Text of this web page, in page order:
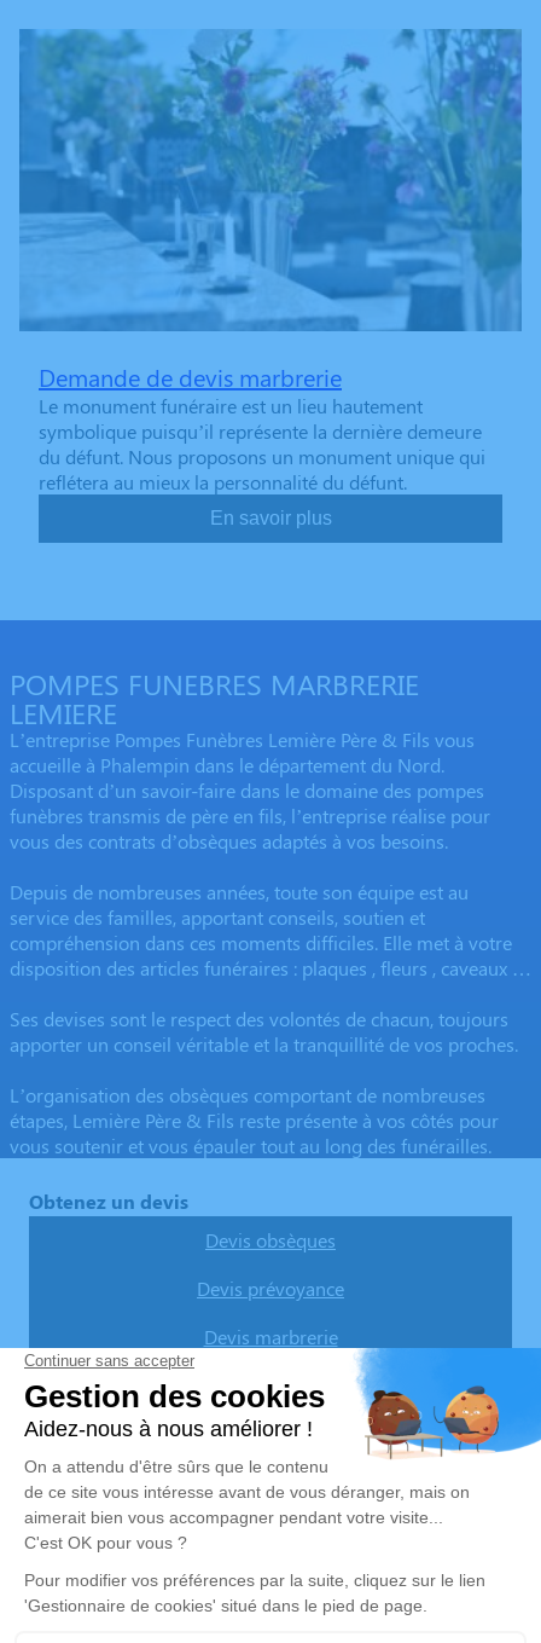
Demande de devis marbrerie
Le monument funéraire est un lieu hautement
symbolique puisqu’il représente la dernière demeure
du défunt. Nous proposons un monument unique qui
reflétera au mieux la personnalité du défunt.
En savoir plus
POMPES FUNEBRES MARBRERIE
LEMIERE
L’entreprise Pompes Funèbres Lemière Père & Fils vous
accueille à Phalempin dans le département du Nord.
Disposant d’un savoir-faire dans le domaine des pompes
funèbres transmis de père en fils, l’entreprise réalise pour
vous des contrats d’obsèques adaptés à vos besoins.
Depuis de nombreuses années, toute son équipe est au
service des familles, apportant conseils, soutien et
compréhension dans ces moments difficiles. Elle met à votre
disposition des articles funéraires : plaques , fleurs , caveaux …
Ses devises sont le respect des volontés de chacun, toujours
apporter un conseil véritable et la tranquillité de vos proches.
L’organisation des obsèques comportant de nombreuses
étapes, Lemière Père & Fils reste présente à vos côtés pour
vous soutenir et vous épauler tout au long des funérailles.
Obtenez un devis
Devis obsèques
Devis prévoyance
Devis marbrerie
Nos agences
Pompes Funèbres Lemière
03 74 11 11 82
pflemiere@orange.fr
26, rue du Maréchal Foch - 59133 - Phalempin
4.7/5 - 34 avis
Pompes Funèbres & Marbrerie LEMIERE - SINGEZ